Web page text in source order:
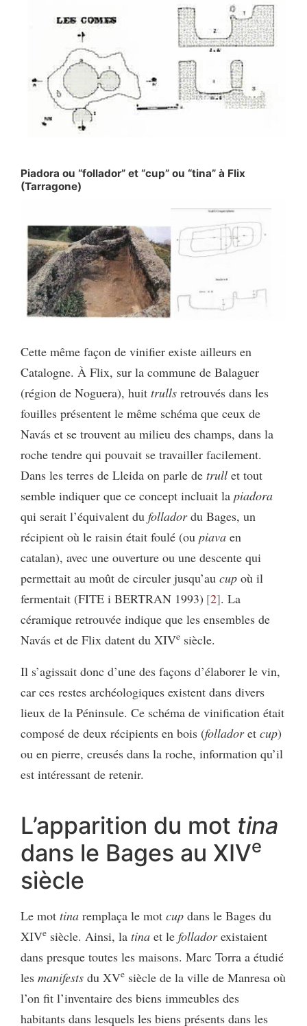
Piadora ou “follador” et “cup” ou “tina” à Flix
(Tarragone)
Cette même façon de vinifier existe ailleurs en
Catalogne. À Flix, sur la commune de Balaguer
(région de Noguera), huit trulls retrouvés dans les
fouilles présentent le même schéma que ceux de
Navás et se trouvent au milieu des champs, dans la
roche tendre qui pouvait se travailler facilement.
Dans les terres de Lleida on parle de trull et tout
semble indiquer que ce concept incluait la piadora
qui serait l’équivalent du folladordu Bages, un
récipient où le raisin était foulé (ou piava en
catalan), avec une ouverture ou une descente qui
permettait au moût de circuler jusqu’au cup où il
fermentait (FITE i BERTRAN 1993) 2 . La
céramique retrouvée indique que les ensembles de
Navás et de Flix datent du XIVe siècle.
Il s’agissait donc d’une des façons d’élaborer le vin,
car ces restes archéologiques existent dans divers
lieux de la Péninsule. Ce schéma de vinification était
composé de deux récipients en bois (folladoret cup)
ou en pierre, creusés dans la roche, information qu’il
est intéressant de retenir.
L’apparition du mot tina
dans le Bages au XIVe
siècle
Le mot tina remplaça le mot cup dans le Bages du
XIVe siècle. Ainsi, la tina et le folladorexistaient
dans presque toutes les maisons. Marc Torra a étudié
les manifests du XVe siècle de la ville de Manresa où
l’on fit l’inventaire des biens immeubles des
habitants dans lesquels les biens présents dans les